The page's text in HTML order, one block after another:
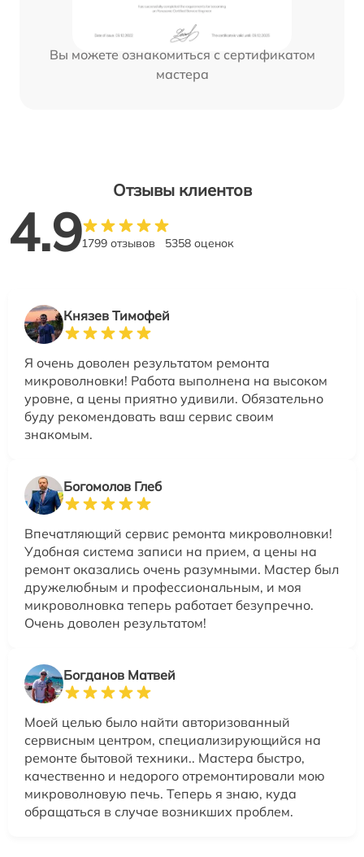
Вы можете ознакомиться с сертификатом
мастера
Отзывы клиентов
4.91799 отзывов 5358 оценок
Князев Тимофей
Я очень доволен результатом ремонта
микроволновки! Работа выполнена на высоком
уровне, а цены приятно удивили. Обязательно
буду рекомендовать ваш сервис своим
знакомым.
Богомолов Глеб
Впечатляющий сервис ремонта микроволновки!
Удобная система записи на прием, а цены на
ремонт оказались очень разумными. Мастер был
дружелюбным и профессиональным, и моя
микроволновка теперь работает безупречно.
Очень доволен результатом!
Богданов Матвей
Моей целью было найти авторизованный
сервисным центром, специализирующийся на
ремонте бытовой техники.. Мастера быстро,
качественно и недорого отремонтировали мою
микроволновую печь. Теперь я знаю, куда
обращаться в случае возникших проблем.